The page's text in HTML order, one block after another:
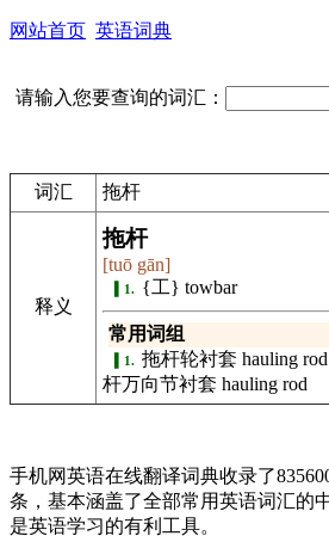
网站首页 英语词典
请输入您要查询的词汇：
词汇 拖杆
释义
拖杆
[tuō gān]
1. {工} towbar
常用词组
1. 拖杆轮衬套 hauling rod
杆万向节衬套 hauling rod
手机网英语在线翻译词典收录了
条，基本涵盖了全部常用英语词汇的
是英语学习的有利工具。